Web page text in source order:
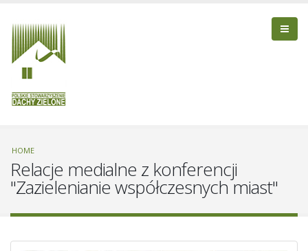
HOME
Relacje medialne z konferencji
"Zazielenianie współczesnych miast"